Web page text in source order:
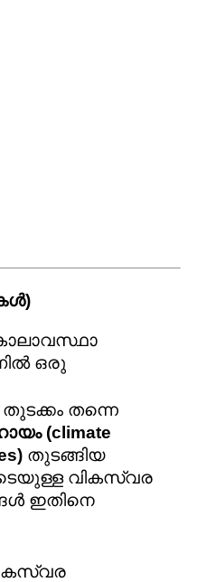
ഒരു
തന്നെ
(climate
തുടങ്ങിയ
വികസ്വര
ഇതിനെ